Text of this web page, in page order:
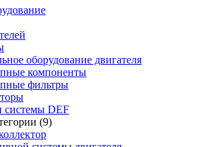
оборудование двигателя
компоненты
фильтры
системы DEF
(9)